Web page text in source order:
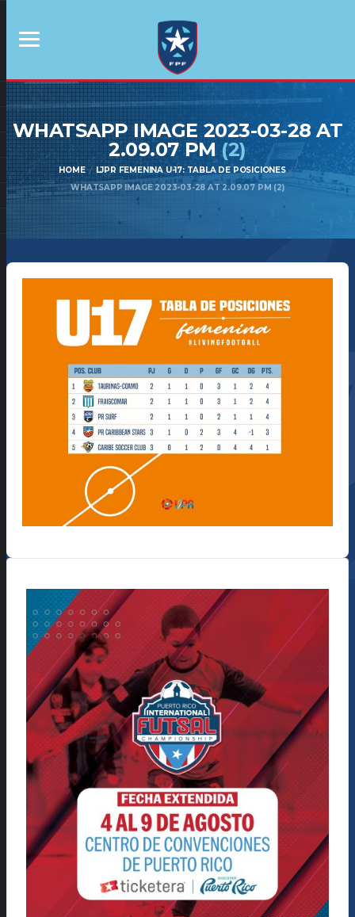
WHATSAPP IMAGE 2023-03-28 AT
2.09.07 PM(2)
HOME
LJPR FEMENINA U-17: TABLA DE POSICIONES
WHATSAPP IMAGE 2023-03-28 AT 2.09.07 PM (2)